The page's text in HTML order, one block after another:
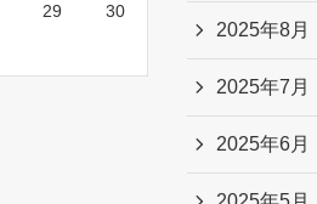
29 30
2025年8月
2025年7月
2025年6月